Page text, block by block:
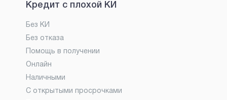
Кредит с плохой КИ
Без КИ
Без отказа
Помощь в получении
Онлайн
Наличными
С открытыми просрочками